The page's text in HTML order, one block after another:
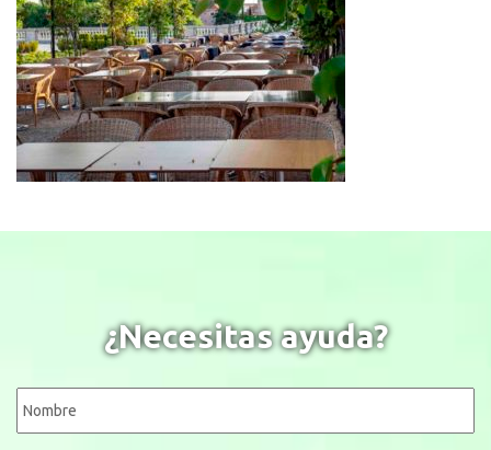
¿Necesitas ayuda?